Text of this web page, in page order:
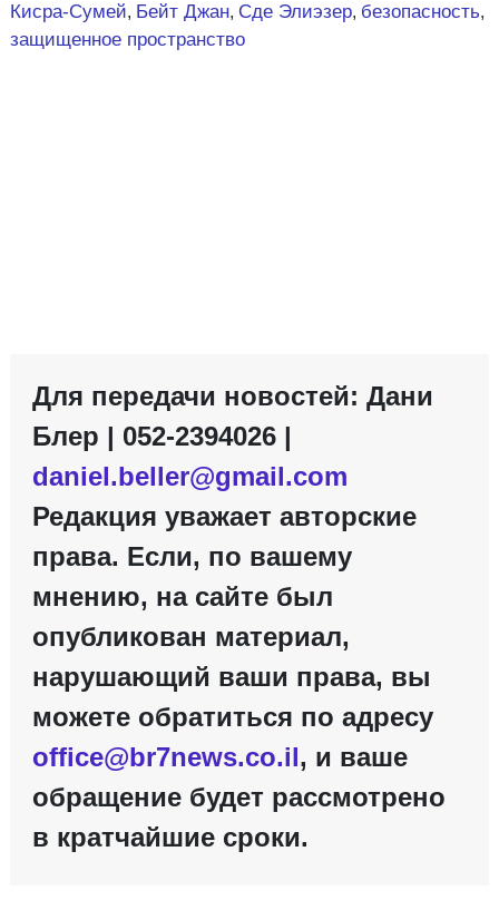
Кисра-Сумей, Бейт Джан, Сде Элиэзер, безопасность,
защищенное пространство
Для передачи новостей: Дани
Блер | 052-2394026 |
daniel.beller@gmail.com
Редакция уважает авторские
права. Если, по вашему
мнению, на сайте был
опубликован материал,
нарушающий ваши права, вы
можете обратиться по адресу
office@br7news.co.il, и ваше
обращение будет рассмотрено
в кратчайшие сроки.